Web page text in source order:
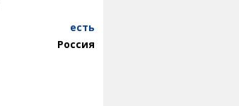
есть
Россия